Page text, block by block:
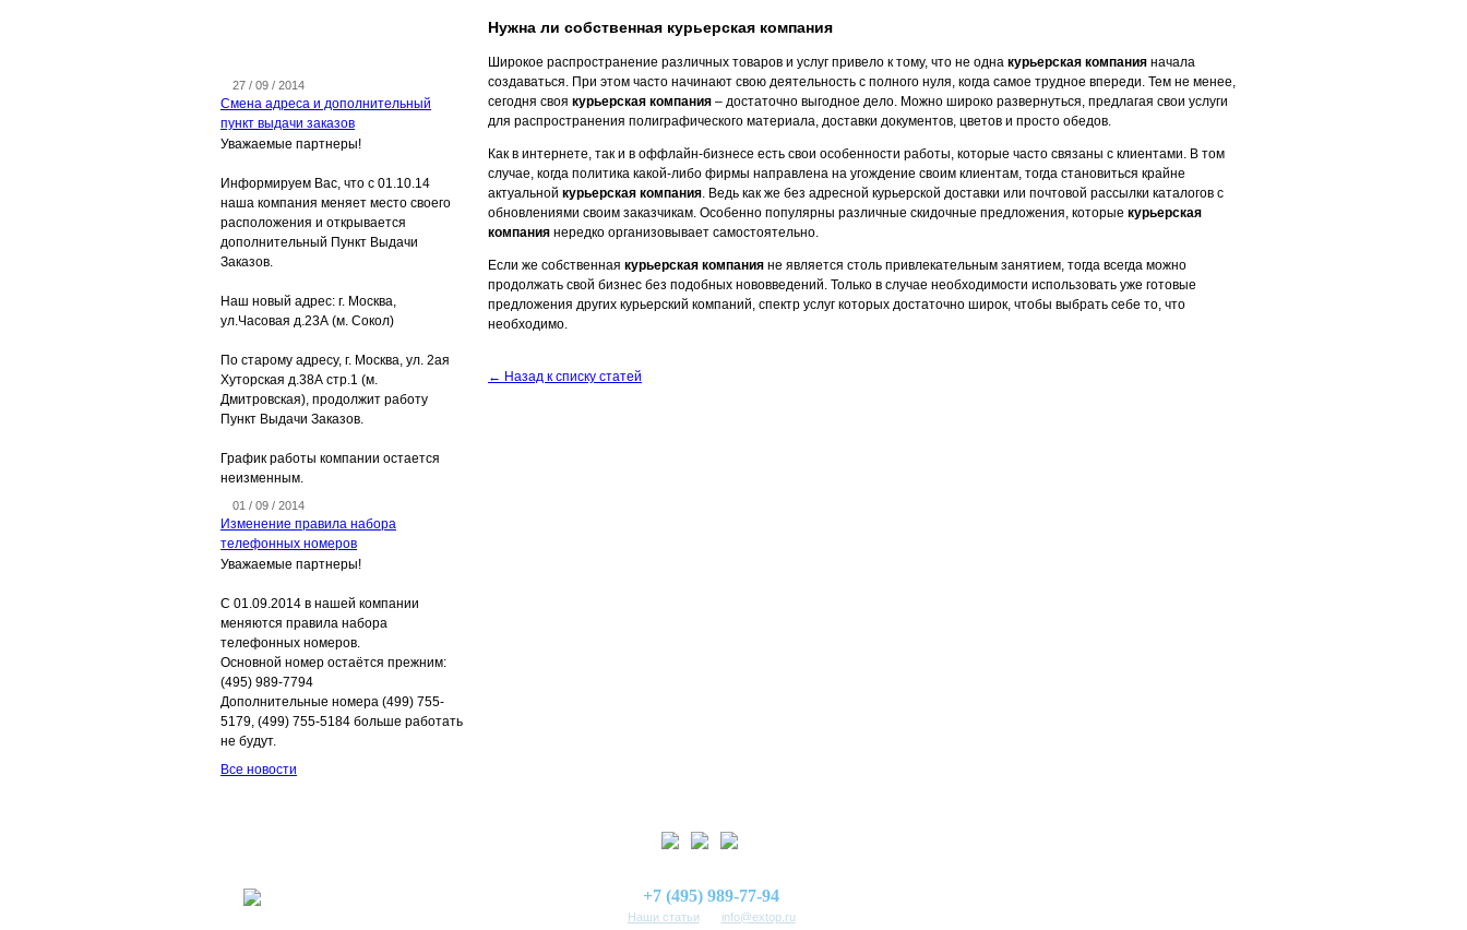
27 / 09 / 2014
Смена адреса и дополнительный
пункт выдачи заказов
Уважаемые партнеры!
Информируем Вас, что с 01.10.14
наша компания меняет место своего
расположения и открывается
дополнительный Пункт Выдачи
Заказов.
Наш новый адрес: г. Москва,
ул.Часовая д.23А (м. Сокол)
По старому адресу, г. Москва, ул. 2ая
Хуторская д.38А стр.1 (м.
Дмитровская), продолжит работу
Пункт Выдачи Заказов.
График работы компании остается
неизменным.
01 / 09 / 2014
Изменение правила набора
телефонных номеров
Уважаемые партнеры!
С 01.09.2014 в нашей компании
меняются правила набора
телефонных номеров.
Основной номер остаётся прежним:
(495) 989-7794
Дополнительные номера (499) 755-
5179, (499) 755-5184 больше работать
не будут.
Все новости
Нужна ли собственная курьерская компания
Широкое распространение различных товаров и услуг привело к тому, что не одна курьерская компания начала
создаваться. При этом часто начинают свою деятельность с полного нуля, когда самое трудное впереди. Тем не менее,
сегодня своя курьерская компания – достаточно выгодное дело. Можно широко развернуться, предлагая свои услуги
для распространения полиграфического материала, доставки документов, цветов и просто обедов.
Как в интернете, так и в оффлайн-бизнесе есть свои особенности работы, которые часто связаны с клиентами. В том
случае, когда политика какой-либо фирмы направлена на угождение своим клиентам, тогда становиться крайне
актуальной курьерская компания. Ведь как же без адресной курьерской доставки или почтовой рассылки каталогов с
обновлениями своим заказчикам. Особенно популярны различные скидочные предложения, которые курьерская
компания нередко организовывает самостоятельно.
Если же собственная курьерская компания не является столь привлекательным занятием, тогда всегда можно
продолжать свой бизнес без подобных нововведений. Только в случае необходимости использовать уже готовые
предложения других курьерский компаний, спектр услуг которых достаточно широк, чтобы выбрать себе то, что
необходимо.
← Назад к списку статей
+7 (495) 989-77-94
Наши статьи info@extop.ru